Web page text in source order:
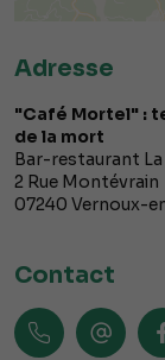
Adresse
"Café Mortel" :
de la mort
Bar-restaurant
2 Rue Montévrain
07240 Vernoux-
Contact